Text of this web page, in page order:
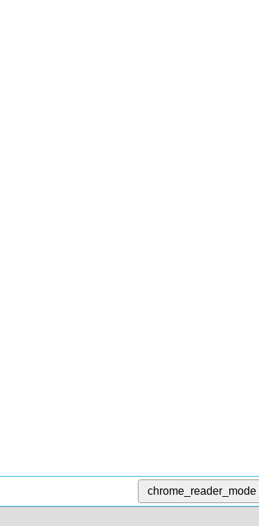
chrome_reader_mode